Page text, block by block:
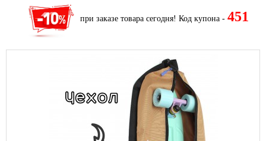
при заказе товара сегодня! Код купона - 451